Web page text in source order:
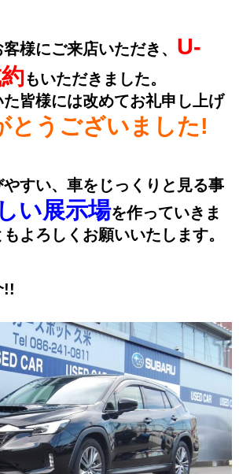
様にご来店いただき、 U-
もいただきました。
皆様には改めてお礼申し上げ
とうございました!
すい、車をじっくりと見る事
い展示場を作っていきま
よろしくお願いいたします。
!!